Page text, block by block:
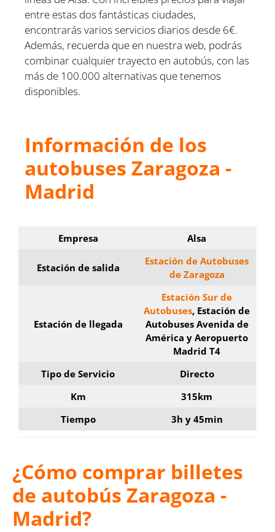
entre estas dos fantásticas ciudades,
encontrarás varios servicios diarios desde 6€.
Además, recuerda que en nuestra web, podrás
combinar cualquier trayecto en autobús, con las
más de 100.000 alternativas que tenemos
disponibles.
Información de los
autobuses Zaragoza -
Madrid
Empresa Alsa
Estación de salida
Estación de Autobuses
de Zaragoza
Estación de llegada
Estación Sur de
Autobuses, Estación de
Autobuses Avenida de
América y Aeropuerto
Madrid T4
Tipo de Servicio
Directo
Km
315km
Tiempo
3h y 45min
¿Cómo comprar billetes
de autobús Zaragoza -
Madrid?